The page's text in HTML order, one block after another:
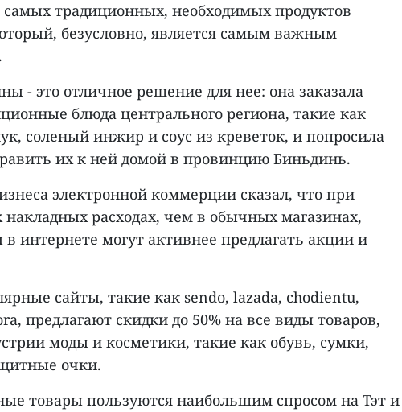
традиционных, необходимых продуктов
безусловно, является самым важным
- это отличное решение для нее: она заказала
блюда центрального региона, такие как
соленый инжир и соус из креветок, и попросила
их к ней домой в провинцию Биньдинь.
электронной коммерции сказал, что при
расходах, чем в обычных магазинах,
интернете могут активнее предлагать акции и
сайты, такие как sendo, lazada, chodientu,
предлагают скидки до 50% на все виды товаров,
моды и косметики, такие как обувь, сумки,
очки.
товары пользуются наибольшим спросом на Тэт и